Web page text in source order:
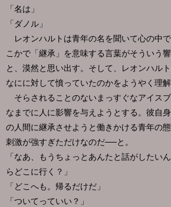
「名は」
「ダノル」
レオンハルトは青年の名を聞いて心の中
こかで「継承」を意味する言葉がそういう
と、漠然と思い出す。そして、レオンハル
なにに対して憤っていたのかをようやく理
そらされることのないまっすぐなアイス
なまでに人に影響を与えようとする。彼自
の人間に継承させようと働きかける青年の
刺激が強すぎただけなのだ──と。
「なあ、もうちょっとあんたと話がしたい
らどこに行く？」
「どこへも。帰るだけだ」
「ついてっていい？」